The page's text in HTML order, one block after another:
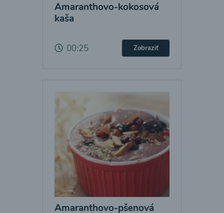
Amaranthovo-kokosová
kaša
00:25 Zobraziť
Amaranthovo-pšenová